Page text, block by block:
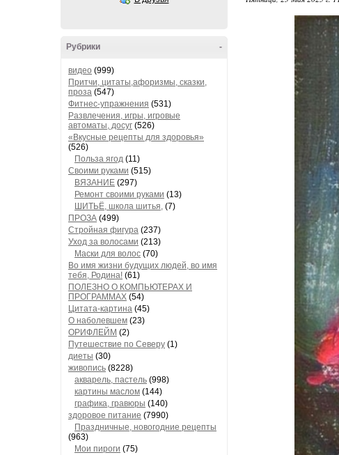
-
Рубрики
видео (999)
Притчи, цитаты,афоризмы, сказки,
проза (547)
Фитнес-упражнения (531)
Развлечения, игры, игровые
автоматы, досуг (526)
«Вкусные рецепты для здоровья»
(526)
Польза ягод (11)
Своими руками (515)
ВЯЗАНИЕ (297)
Ремонт своими руками (13)
ШИТЬЁ, школа шитья, (7)
ПРОЗА (499)
Стройная фигура (237)
Уход за волосами (213)
Маски для волос (70)
Во имя жизни будущих людей, во имя
тебя, Родина! (61)
ПОЛЕЗНО О КОМПЬЮТЕРАХ И
ПРОГРАММАХ (54)
Цитата-картина (45)
О наболевшем (23)
ОРИФЛЕЙМ (2)
Путешествие по Северу (1)
диеты (30)
живопись (8228)
акварель, пастель (998)
картины маслом (144)
графика, гравюры (140)
здоровое питание (7990)
Праздничные, новогодние рецепты
(963)
Мои пироги (75)